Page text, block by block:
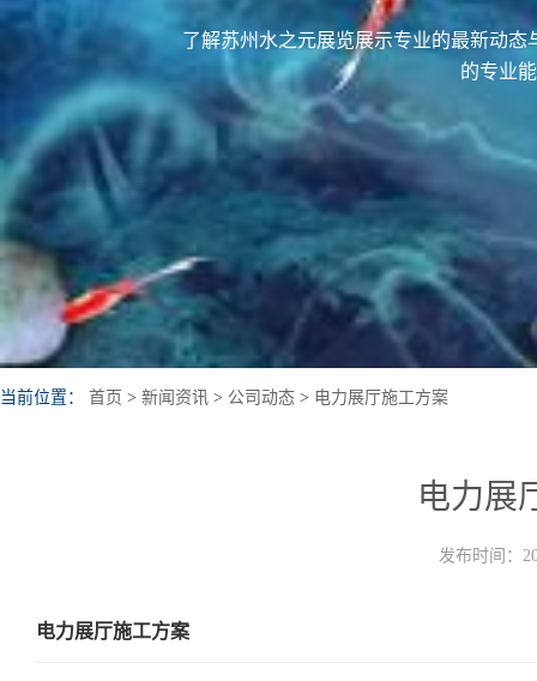
了解苏州水之元展览展示专业的最新动
的专业
当前位置： 首页 > 新闻资讯 > 公司动态 > 电力展厅施工方案
电力展
发布时间：
电力展厅施工方案